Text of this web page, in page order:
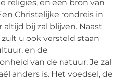
religies, en een bron van
Christelijke rondreis in
altijd bij zal blijven. Naast
u ook versteld staan
en de
van de natuur. Je zal
anders is. Het voedsel, de